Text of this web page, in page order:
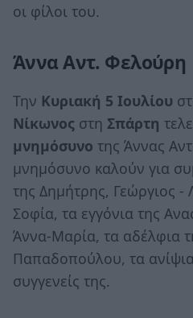
οι φίλοι του.
Άννα Αντ. Φελούρη
Την Κυριακή 5 Ιουλίου
Νίκωνος στη Σπάρτη
μνημόσυνο της Άννας
μνημόσυνο καλούν για
της Δημήτρης, Γεώργιος -
Σοφία, τα εγγόνια της
Άννα-Μαρία, τα αδέλφια
Παπαδοπούλου, τα ανίψια
συγγενείς της.